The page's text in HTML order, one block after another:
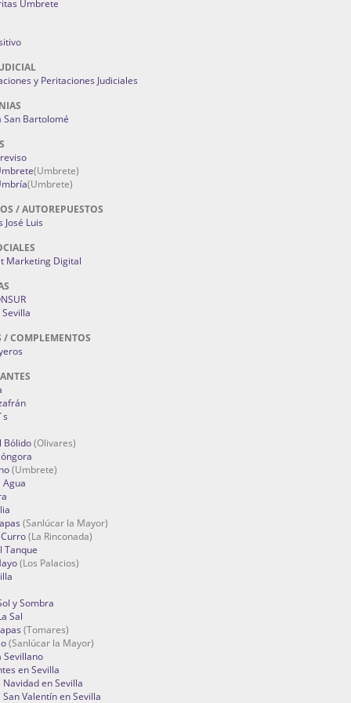
Umbrete
y Peritaciones Judiciales
San Bartolomé
(Umbrete)
(Umbrete)
/ AUTOREPUESTOS
José Luis
Marketing Digital
/ COMPLEMENTOS
Bólido(Olivares)
(Umbrete)
(Sanlúcar la Mayor)
(La Rinconada)
Tanque
(Los Palacios)
y Sombra
Sal
(Tomares)
(Sanlúcar la Mayor)
Sevillano
en Sevilla
Navidad en Sevilla
Valentín en Sevilla